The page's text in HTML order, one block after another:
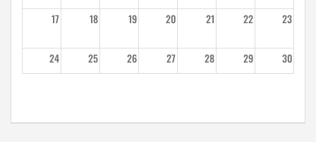
17 18 19 20 21 22 23
24 25 26 27 28 29 30